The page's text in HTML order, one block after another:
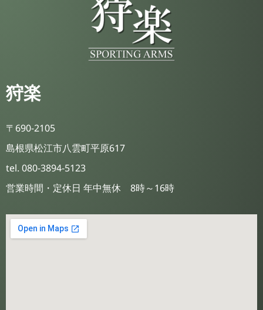
狩楽
〒690-2105
島根県松江市八雲町平原617
tel. 080-3894-5123
営業時間・定休日 年中無休 8時～16時